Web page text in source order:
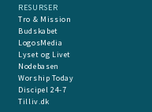
RESURSER
Tro & Mission
Budskabet
LogosMedia
Lyset og Livet
Nodebasen
Worship Today
Discipel 24-7
Tilliv.dk